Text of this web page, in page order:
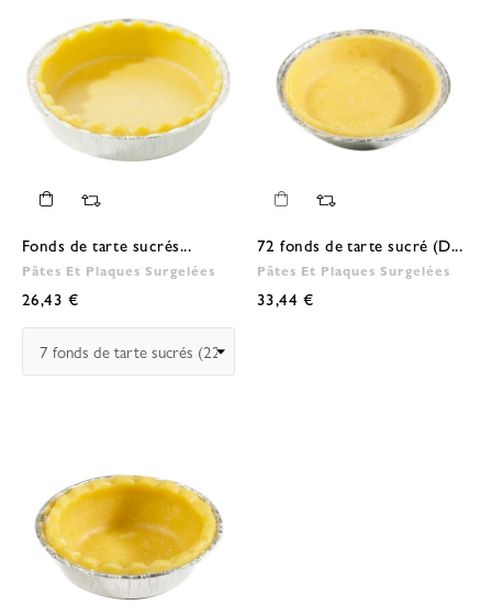
Fonds de tarte sucrés...
Pâtes Et Plaques Surgelées
26,43 €
72 fonds de tarte sucré (D...
Pâtes Et Plaques Surgelées
33,44 €